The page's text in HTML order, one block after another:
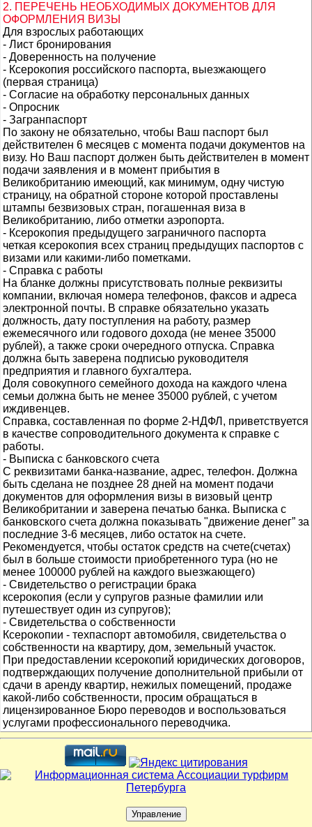
2. ПЕРЕЧЕНЬ НЕОБХОДИМЫХ ДОКУМЕНТОВ ДЛЯ
ОФОРМЛЕНИЯ ВИЗЫ
Для взрослых работающих
- Лист бронирования
- Доверенность на получение
- Ксерокопия российского паспорта, выезжающего
(первая страница)
- Согласие на обработку персональных данных
- Опросник
- Загранпаспорт
По закону не обязательно, чтобы Ваш паспорт был
действителен 6 месяцев с момента подачи документов на
визу. Но Ваш паспорт должен быть действителен в момент
подачи заявления и в момент прибытия в
Великобританию имеющий, как минимум, одну чистую
страницу, на обратной стороне которой проставлены
штампы безвизовых стран, погашенная виза в
Великобританию, либо отметки аэропорта.
- Ксерокопия предыдущего заграничного паспорта
четкая ксерокопия всех страниц предыдущих паспортов с
визами или какими-либо пометками.
- Справка с работы
На бланке должны присутствовать полные реквизиты
компании, включая номера телефонов, факсов и адреса
электронной почты. В справке обязательно указать
должность, дату поступления на работу, размер
ежемесячного или годового дохода (не менее 35000
рублей), а также сроки очередного отпуска. Справка
должна быть заверена подписью руководителя
предприятия и главного бухгалтера.
Доля совокупного семейного дохода на каждого члена
семьи должна быть не менее 35000 рублей, с учетом
иждивенцев.
Справка, составленная по форме 2-НДФЛ, приветствуется
в качестве сопроводительного документа к справке с
работы.
- Выписка с банковского счета
С реквизитами банка-название, адрес, телефон. Должна
быть сделана не позднее 28 дней на момент подачи
документов для оформления визы в визовый центр
Великобритании и заверена печатью банка. Выписка с
банковского счета должна показывать "движение денег” за
последние 3-6 месяцев, либо остаток на счете.
Рекомендуется, чтобы остаток средств на счете(счетах)
был в больше стоимости приобретенного тура (но не
менее 100000 рублей на каждого выезжающего)
- Свидетельство о регистрации брака
ксерокопия (если у супругов разные фамилии или
путешествует один из супругов);
- Свидетельства о собственности
Ксерокопии - техпаспорт автомобиля, свидетельства о
собственности на квартиру, дом, земельный участок.
При предоставлении ксерокопий юридических договоров,
подтверждающих получение дополнительной прибыли от
сдачи в аренду квартир, нежилых помещений, продаже
какой-либо собственности, просим обращаться в
лицензированное Бюро переводов и воспользоваться
услугами профессионального переводчика.